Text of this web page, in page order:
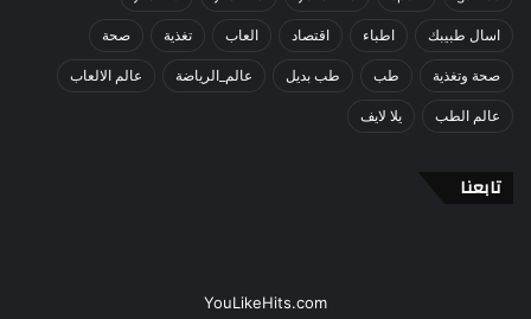
اسال طبيبك اطباء اقتصاد العاب تغذية صحة
صحة وتغذية طب طب بديل عالم_الرياضة عالم الالعاب
عالم الطب يلا لايف
تابعنا
YouLikeHits.com